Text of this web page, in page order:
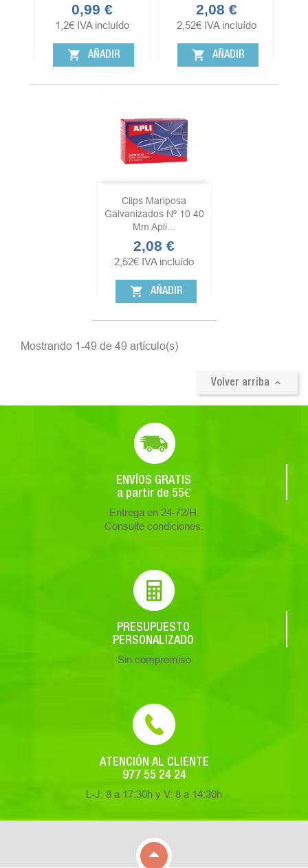
Precio
0,99 €
1,2€ IVA incluído
shopping_cart AÑADIR
Precio
2,08 €
2,52€ IVA incluído
shopping_cart AÑADIR
Clips Mariposa
Galvanizados Nº 10 40
Mm Apli...
Precio
2,08 €
2,52€ IVA incluído
shopping_cart AÑADIR
Mostrando 1-49 de 49 artículo(s)
Volver arriba 
ENVÍOS GRATIS
a partir de 55€
Entrega en 24-72/H.
Consulte condiciones.
PRESUPUESTO
PERSONALIZADO
Sin compromiso
ATENCIÓN AL CLIENTE
977 55 24 24
L-J: 8 a 17:30h y V: 8 a 14:30h
